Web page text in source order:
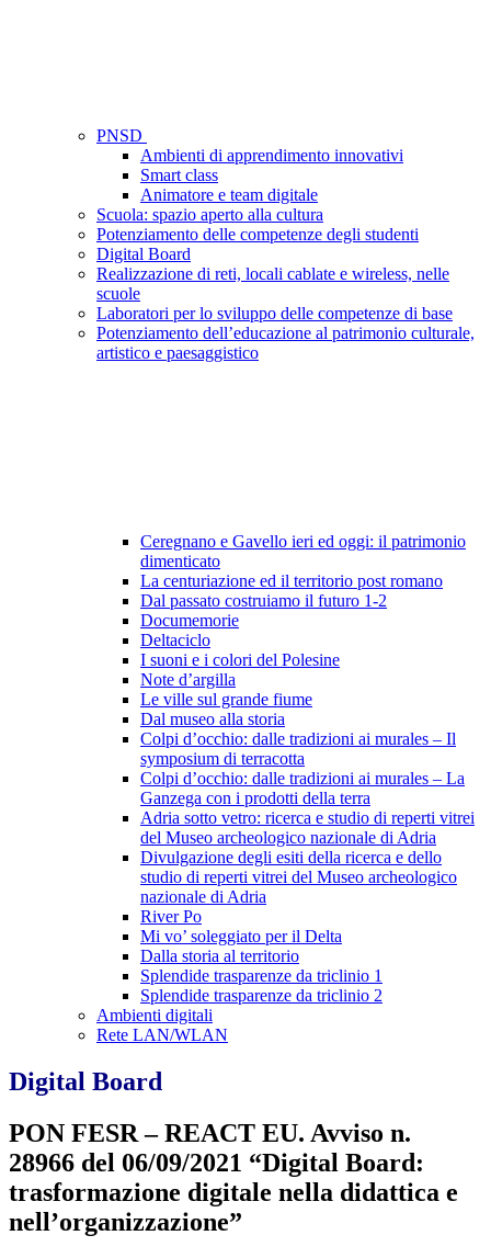
PNSD
Ambienti di apprendimento innovativi
Smart class
Animatore e team digitale
Scuola: spazio aperto alla cultura
Potenziamento delle competenze degli studenti
Digital Board
Realizzazione di reti, locali cablate e wireless, nelle
scuole
Laboratori per lo sviluppo delle competenze di base
Potenziamento dell’educazione al patrimonio culturale,
artistico e paesaggistico
Ceregnano e Gavello ieri ed oggi: il patrimonio
dimenticato
La centuriazione ed il territorio post romano
Dal passato costruiamo il futuro 1-2
Documemorie
Deltaciclo
I suoni e i colori del Polesine
Note d’argilla
Le ville sul grande fiume
Dal museo alla storia
Colpi d’occhio: dalle tradizioni ai murales – Il
symposium di terracotta
Colpi d’occhio: dalle tradizioni ai murales – La
Ganzega con i prodotti della terra
Adria sotto vetro: ricerca e studio di reperti vitrei
del Museo archeologico nazionale di Adria
Divulgazione degli esiti della ricerca e dello
studio di reperti vitrei del Museo archeologico
nazionale di Adria
River Po
Mi vo’ soleggiato per il Delta
Dalla storia al territorio
Splendide trasparenze da triclinio 1
Splendide trasparenze da triclinio 2
Ambienti digitali
Rete LAN/WLAN
Digital Board
PON FESR – REACT EU. Avviso n.
28966 del 06/09/2021 “Digital Board:
trasformazione digitale nella didattica e
nell’organizzazione”